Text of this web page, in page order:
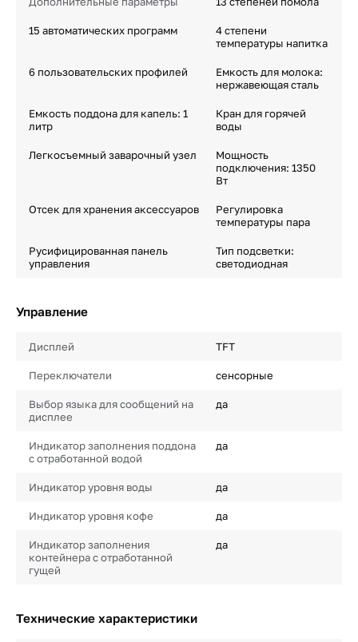
15 автоматических программ
4 степени
температуры напитка
6 пользовательских профилей
Емкость для молока:
нержавеющая сталь
Емкость поддона для капель: 1
литр
Кран для горячей
воды
Легкосъемный заварочный узел
Мощность
подключения: 1350
Вт
Отсек для хранения аксессуаров
Регулировка
температуры пара
Русифицированная панель
управления
Тип подсветки:
светодиодная
Управление
Дисплей TFT
Переключатели сенсорные
Выбор языка для сообщений на
дисплее
да
Индикатор заполнения поддона
с отработанной водой
да
Индикатор уровня воды да
Индикатор уровня кофе да
Индикатор заполнения
контейнера с отработанной
гущей
да
Технические характеристики